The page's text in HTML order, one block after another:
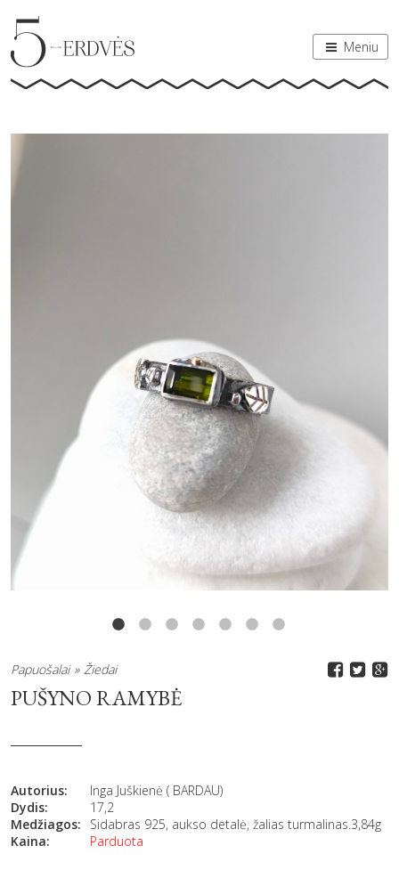
Meniu
Papuošalai Žiedai
PUŠYNO RAMYBĖ
Autorius:
Inga Juškienė ( BARDAU)
Dydis:
17,2
Medžiagos:
Sidabras 925, aukso detalė, žalias turmalinas.3,84g
Kaina:
Parduota